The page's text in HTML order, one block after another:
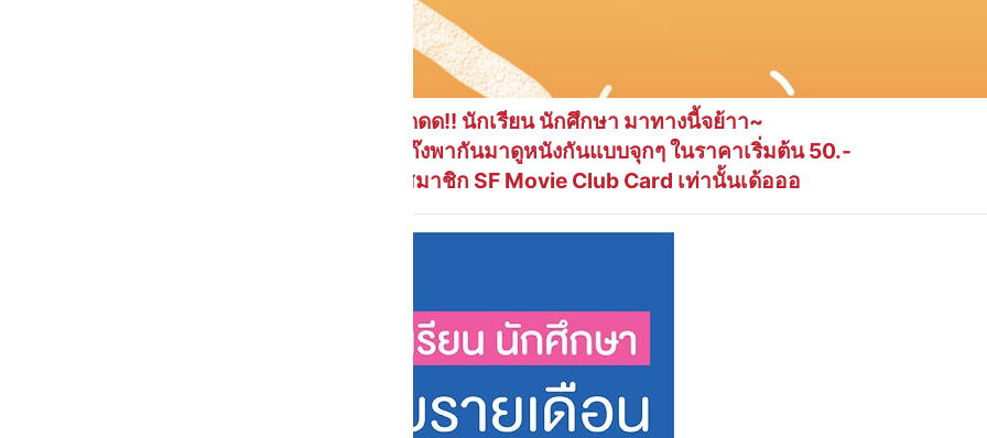
กรี๊ดดด!! นักเรียน นักศึกษา มาทางนี้จย้าา~
นัดเพื่อนในแก๊งพากันมาดูหนังกันแบบจุกๆ ในราคาเริ่มต้น 50.-
เฉพาะสมาชิก SF Movie Club Card เท่านั้นเด้อออ